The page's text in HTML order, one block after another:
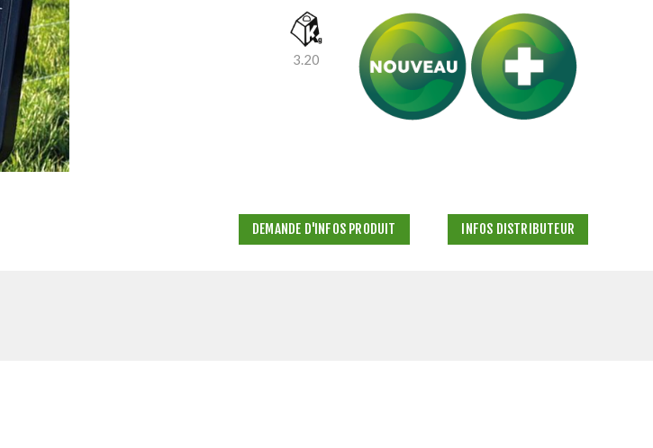
3.20
DEMANDE D'INFOS PRODUIT INFOS DISTRIBUTEUR